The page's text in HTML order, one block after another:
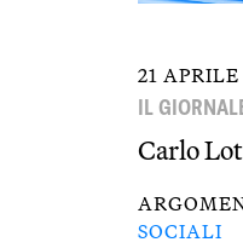
21 APRILE
IL
Carlo
SOCIALI